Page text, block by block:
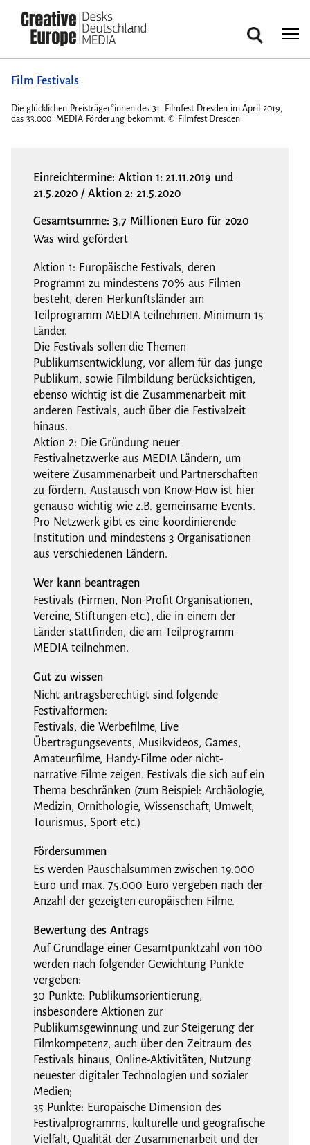
zum
Inhalt
Suche
Film Festivals
Die glücklichen Preisträger*innen des 31. Filmfest Dresden im April 2019,
das 33.000  MEDIA Förderung bekommt. © Filmfest Dresden
Einreichtermine: Aktion 1: 21.11.2019 und
21.5.2020 / Aktion 2: 21.5.2020
Gesamtsumme: 3,7 Millionen Euro für 2020
Was wird gefördert
Aktion 1: Europäische Festivals, deren
Programm zu mindestens 70% aus Filmen
besteht, deren Herkunftsländer am
Teilprogramm MEDIA teilnehmen. Minimum 15
Länder.
Die Festivals sollen die Themen
Publikumsentwicklung, vor allem für das junge
Publikum, sowie Filmbildung berücksichtigen,
ebenso wichtig ist die Zusammenarbeit mit
anderen Festivals, auch über die Festivalzeit
hinaus.
Aktion 2: Die Gründung neuer
Festivalnetzwerke aus MEDIA Ländern, um
weitere Zusammenarbeit und Partnerschaften
zu fördern. Austausch von Know-How ist hier
genauso wichtig wie z.B. gemeinsame Events.
Pro Netzwerk gibt es eine koordinierende
Institution und mindestens 3 Organisationen
aus verschiedenen Ländern.
Wer kann beantragen
Festivals (Firmen, Non-Profit Organisationen,
Vereine, Stiftungen etc.), die in einem der
Länder stattfinden, die am Teilprogramm
MEDIA teilnehmen.
Gut zu wissen
Nicht antragsberechtigt sind folgende
Festivalformen:
Festivals, die Werbefilme, Live
Übertragungsevents, Musikvideos, Games,
Amateurfilme, Handy-Filme oder nicht-
narrative Filme zeigen. Festivals die sich auf ein
Thema beschränken (zum Beispiel: Archäologie,
Medizin, Ornithologie, Wissenschaft, Umwelt,
Tourismus, Sport etc.)
Fördersummen
Es werden Pauschalsummen zwischen 19.000
Euro und max. 75.000 Euro vergeben nach der
Anzahl der gezeigten europäischen Filme.
Bewertung des Antrags
Auf Grundlage einer Gesamtpunktzahl von 100
werden nach folgender Gewichtung Punkte
vergeben:
30 Punkte: Publikumsorientierung,
insbesondere Aktionen zur
Publikumsgewinnung und zur Steigerung der
Filmkompetenz, auch über den Zeitraum des
Festivals hinaus, Online-Aktivitäten, Nutzung
neuester digitaler Technologien und sozialer
Medien;
35 Punkte: Europäische Dimension des
Festivalprogramms, kulturelle und geografische
Vielfalt, Qualität der Zusammenarbeit und der